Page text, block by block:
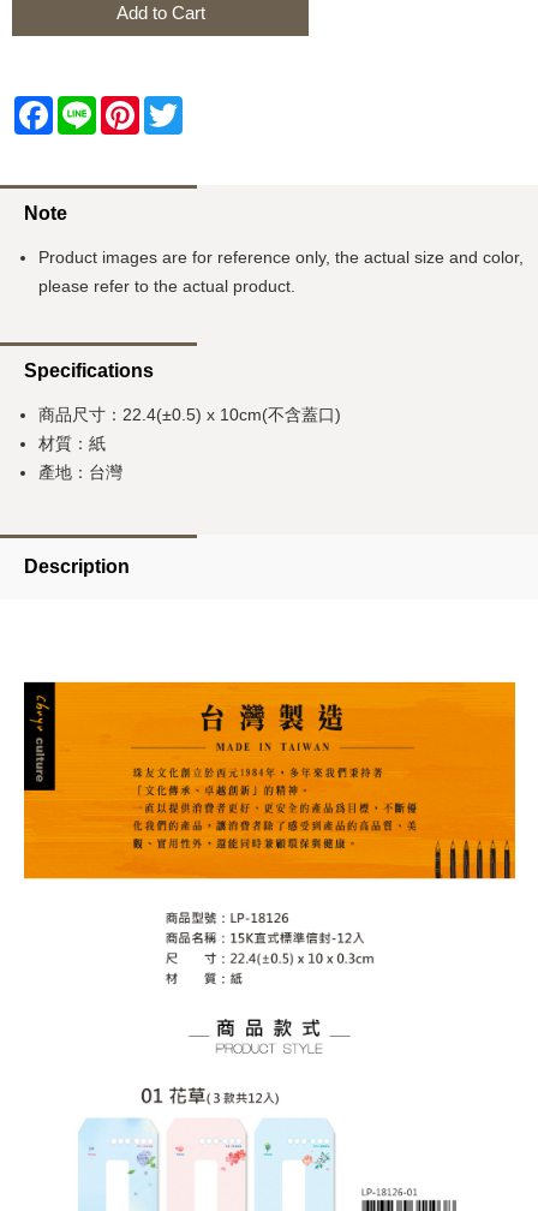
Add to Cart
Facebook
Line Pinterest
Note
Product images are for reference only, the actual size and color,
please refer to the actual product.
Specifications
商品尺寸：22.4(±0.5) x 10cm(不含蓋口)
材質：紙
產地：台灣
Description